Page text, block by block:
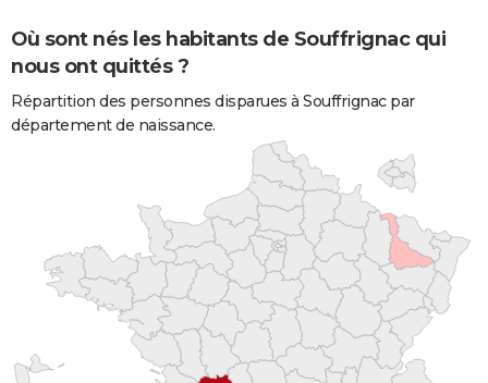
Où sont nés les habitants de Souffrignac qui
nous ont quittés ?
Répartition des personnes disparues à Souffrignac par
département de naissance.